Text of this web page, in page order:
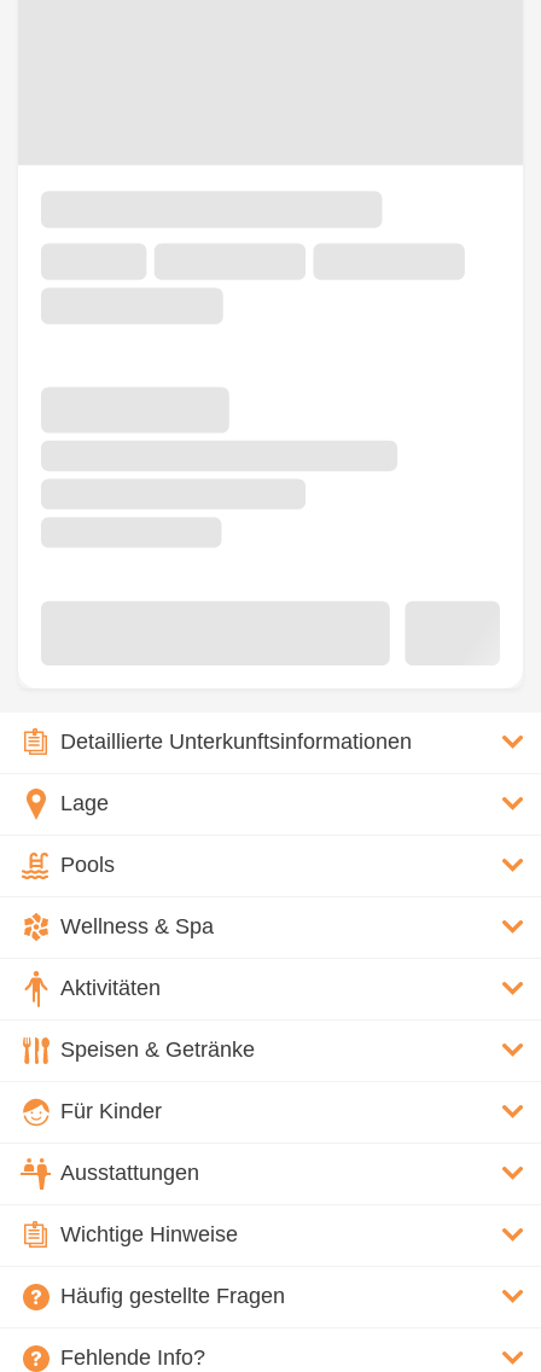
Detaillierte Unterkunftsinformationen
Lage
Pools
Wellness & Spa
Aktivitäten
Speisen & Getränke
Für Kinder
Ausstattungen
Wichtige Hinweise
Häufig gestellte Fragen
Fehlende Info?